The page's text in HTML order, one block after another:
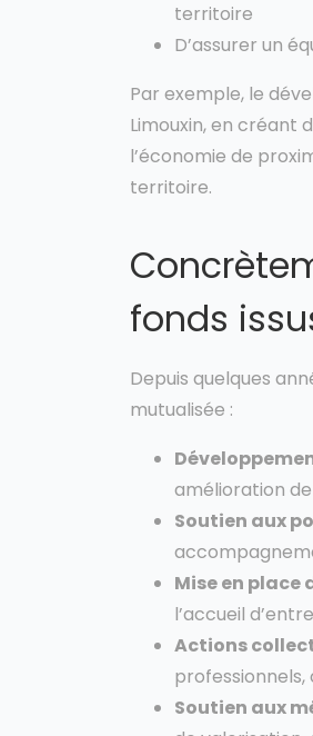
territoire
D’assurer un
Par exemple, le
Limouxin, en créant
l’économie de
territoire.
fonds
Depuis quelques
mutualisée :
amélioration de
Soutien aux
Mise en place
l’accueil
Actions
Soutien aux